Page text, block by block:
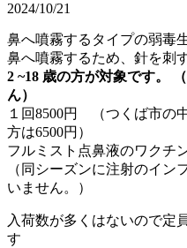
2024/10/21
鼻へ噴霧するタイプの弱毒
鼻へ噴霧するため、針を刺
2 ~18 歳の方が対象です。
ん）
１回8500円 （つくば市の
方は6500円）
フルミスト点鼻液のワクチ
（同シーズンに注射のイン
いません。）
入荷数が多くはないので定
す